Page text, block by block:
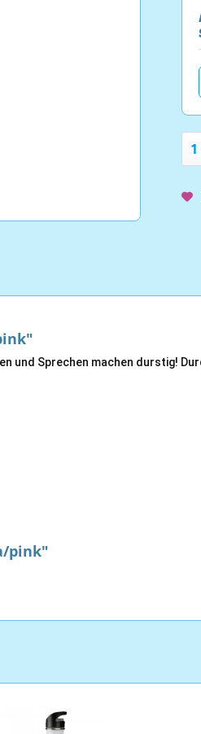
und Sprechen machen durstig!
pink"